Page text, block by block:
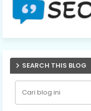
SEARCH THIS BLOG